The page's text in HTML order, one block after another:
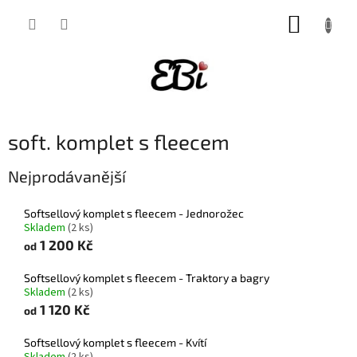
soft. komplet s fleecem
Nejprodávanější
Softsellový komplet s fleecem - Jednorožec
Skladem (2 ks)
od 1 200 Kč
Softsellový komplet s fleecem - Traktory a bagry
Skladem (2 ks)
od 1 120 Kč
Softsellový komplet s fleecem - Kvítí